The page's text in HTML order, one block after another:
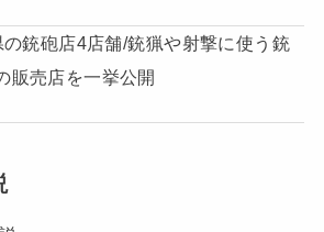
の銃砲店4店舗/銃猟や射撃に使う銃
販売店を一挙公開